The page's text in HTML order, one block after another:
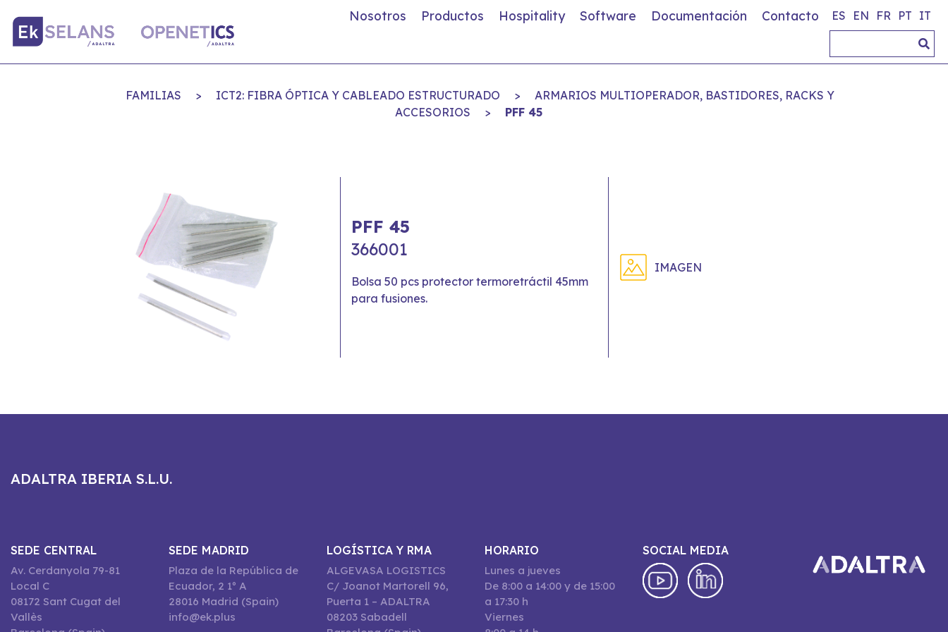
Nosotros Productos Hospitality Software Documentación Contacto ES EN FR PT IT
FAMILIAS > ICT2: FIBRA ÓPTICA Y CABLEADO ESTRUCTURADO >
ARMARIOS MULTIOPERADOR, BASTIDORES, RACKS Y
ACCESORIOS
> PFF 45
PFF 45
366001
Bolsa 50 pcs protector termoretráctil 45mm
para fusiones.
IMAGEN
ADALTRA IBERIA S.L.U.
SEDE CENTRAL
Av. Cerdanyola 79-81
Local C
08172 Sant Cugat del
Vallès
SEDE MADRID
Plaza de la República de
Ecuador, 2 1º A
28016 Madrid (Spain)
info@ek.plus
LOGÍSTICA Y RMA
ALGEVASA LOGISTICS
C/ Joanot Martorell 96,
Puerta 1 – ADALTRA
08203 Sabadell
HORARIO
Lunes a jueves
De 8:00 a 14:00 y de 15:00
a 17:30 h
Viernes
SOCIAL MEDIA